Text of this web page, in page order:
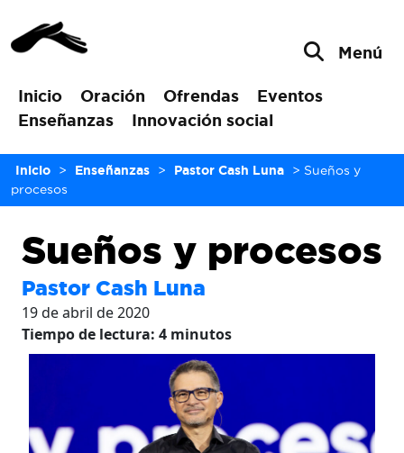
Inicio Oración Ofrendas
Eventos
Enseñanzas
Innovación social
Menú
Inicio > Enseñanzas > Pastor Cash Luna > Sueños y
procesos
Sueños y procesos
Pastor Cash Luna
19 de abril de 2020
Tiempo de lectura: 4 minutos